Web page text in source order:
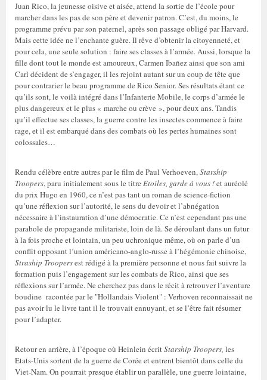
Juan Rico, la jeunesse oisive et aisée, attend la sortie de l’école pour
marcher dans les pas de son père et devenir patron. C’est, du moins, le
programme prévu par son paternel, après son passage obligé par Harvard.
Mais cette idée ne l’enchante guère. Il rêve d’obtenir la citoyenneté, et
pour cela, une seule solution : faire ses classes à l’armée. Aussi, lorsque la
fille dont tout le monde est amoureux, Carmen Ibañez ainsi que son ami
Carl décident de s’engager, il les rejoint autant sur un coup de tête que
pour contrarier le beau programme de Rico Senior. Ses résultats étant ce
qu’ils sont, le voilà intégré dans l’Infanterie Mobile, le corps d’armée le
plus dangereux et le plus « marche ou crève », pour deux ans. Tandis
qu’il effectue ses classes, la guerre contre les insectes commence à faire
rage, et il est embarqué dans des combats où les pertes humaines sont
colossales…
Rendu célèbre entre autres par le film de Paul Verhoeven,Starship
Troopers, paru initialement sous le titre Etoiles, garde à vous !et auréolé
du prix Hugo en 1960, ce n’est pas tant un roman de science-fiction
qu’une réflexion sur l’autorité, le sens du devoir et l’abnégation
nécessaire à l’instauration d’une démocratie. Ce n’est cependant pas une
parabole de propagande militariste, loin de là. Se déroulant dans un futur
à la fois proche et lointain, un peu uchronique même, où on parle d’un
conflit opposant l’union américano-anglo-russe à l’hégémonie chinoise,
Straship Troopersest rédigé à la première personne et nous fait suivre la
formation puis l’engagement sur les combats de Rico, ainsi que ses
réflexions sur l’armée. Ne cherchez pas dans le récit à retrouver l’aventure
boudine racontée par le "Hollandais Violent" : Verhoven reconnaissait ne
pas avoir lu le livre tant il le trouvait ennuyant, et se l’être fait résumer
pour l’adapter.
Retour en arrière, à l’époque où Heinlein écritStarship Troopers, les
Etats-Unis sortent de la guerre de Corée et entrent bientôt dans celle du
Viet-Nam. On pourrait presque établir un parallèle, une guerre lointaine,